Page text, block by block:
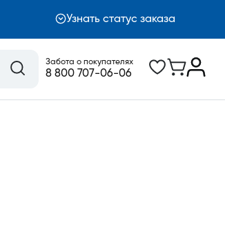
Узнать статус заказа
Забота о покупателях
8 800 707-06-06